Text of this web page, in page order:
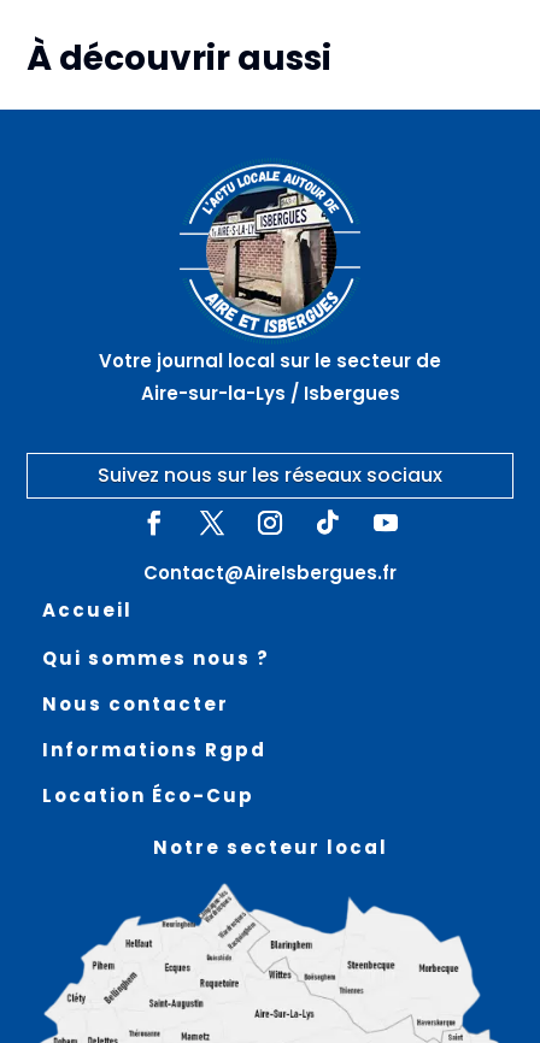
À découvrir aussi
RACQUINGHEM
Plus d'informations
La «
Nuit
des
Étoiles
» à La
Coupole
HELFAUT
Plus d'informations
29éme
randonnée
du Lion
–
PIHEM
Plus d'informations
Votre journal local sur le secteur de
Aire-sur-la-Lys / Isbergues
Suivez nous sur les réseaux sociaux
Contact@AireIsbergues.fr
Accueil
Qui sommes nous ?
Nous contacter
Informations Rgpd
Location Éco-Cup
Notre secteur local